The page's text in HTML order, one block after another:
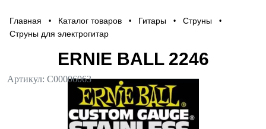
Главная • Каталог товаров • Гитары • Струны •
Струны для электрогитар
ERNIE BALL 2246
Артикул: С00006063